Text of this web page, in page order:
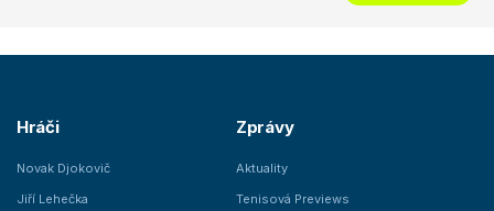
Hráči
Novak Djokovič
Jiří Lehečka
Zprávy
Aktuality
Tenisová Previews